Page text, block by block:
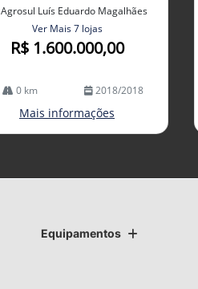
Agrosul Luís Eduardo Magalhães
Ver Mais 7 lojas
R$ 1.600.000,00
0 km 2018/2018
Mais informações
Equipamentos